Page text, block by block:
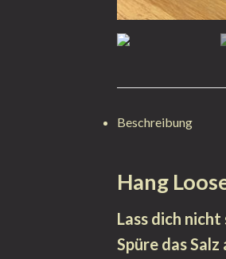
Beschreibung
Hang
Lass dich
Spüre das